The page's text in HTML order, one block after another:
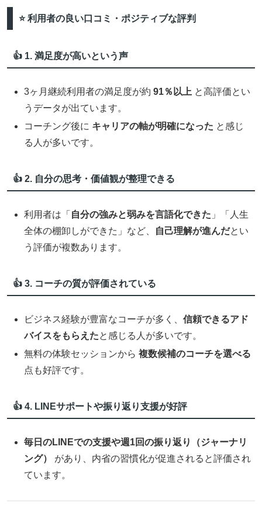
⭐ 利用者の良い口コミ・ポジティブな評判
👍 1. 満足度が高いという声
3ヶ月継続利用者の満足度が約91％以上 と高評価とい
うデータが出ています。
コーチング後に キャリアの軸が明確になった と感じ
る人が多いです。
👍 2. 自分の思考・価値観が整理できる
利用者は「 自分の強みと弱みを言語化できた 」「人生
全体の棚卸しができた」など、
自己理解が進んだとい
う評価が複数あります。
👍 3. コーチの質が評価されている
ビジネス経験が豊富なコーチが多く、信頼できるアド
バイスをもらえたと感じる人が多いです。
無料の体験セッションから複数候補のコーチを選べる
点も好評です。
👍 4. LINEサポートや振り返り支援が好評
毎日のLINEでの支援や週1回の振り返り（ジャーナリ
ング）
があり、内省の習慣化が促進されると評価され
ています。